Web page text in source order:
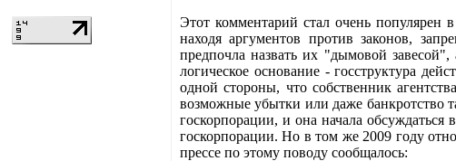
Этот комментарий стал очень популярен
находя аргументов против законов,
предпочла назвать их "дымовой
логическое основание - госструктура
одной стороны, что собственник
возможные убытки или даже банкротство
госкорпорации, и она начала обсуждаться
госкорпорации. Но в том же 2009 году
прессе по этому поводу сообщалось: